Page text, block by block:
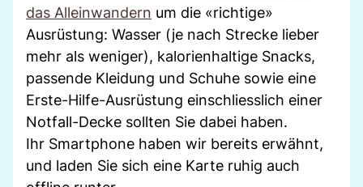
das Alleinwandern um die «richtige»
Ausrüstung: Wasser (je nach Strecke lieber
mehr als weniger), kalorienhaltige Snacks,
passende Kleidung und Schuhe sowie eine
Erste-Hilfe-Ausrüstung einschliesslich einer
Notfall-Decke sollten Sie dabei haben.
Ihr Smartphone haben wir bereits erwähnt,
und laden Sie sich eine Karte ruhig auch